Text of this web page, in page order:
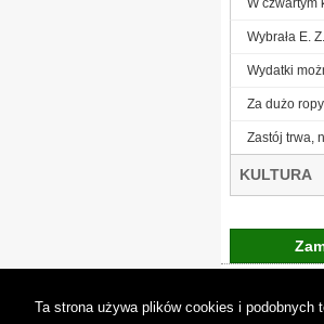
Wybrała E. Z.
Wydatki
Za dużo
Zastój trwa,
KULTURA
Ta strona używa plików cookies i podobnych